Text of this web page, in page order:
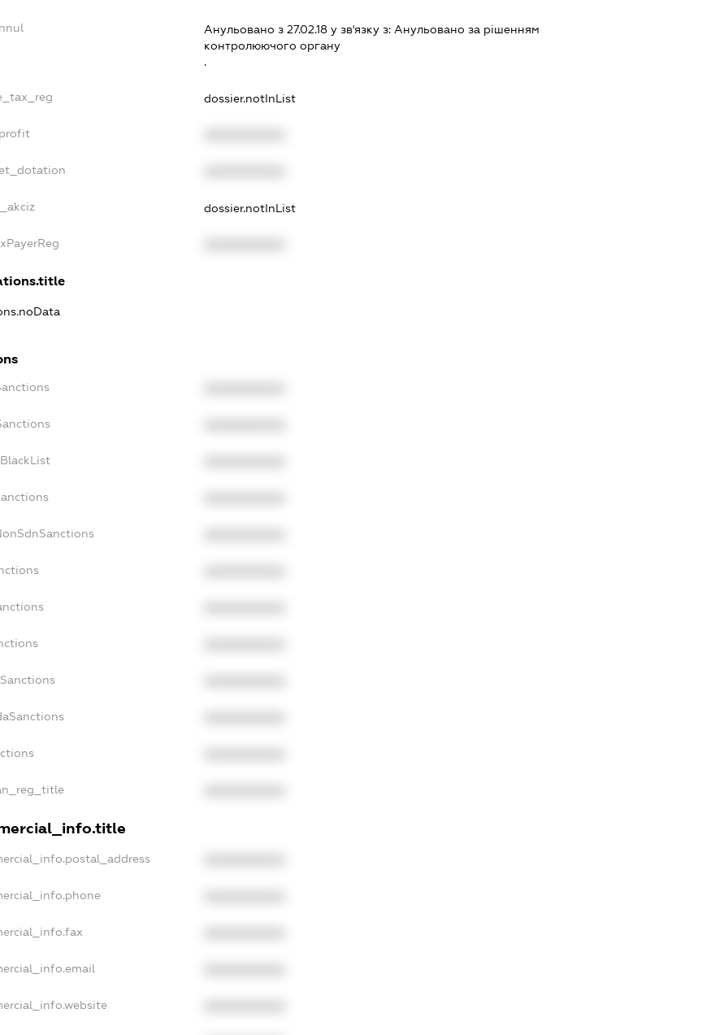
Анульовано з 27.02.18 у зв'язку з: Анульовано за рiшенням
контролюючого органу
.
dossier.notInList
dossier.notInList